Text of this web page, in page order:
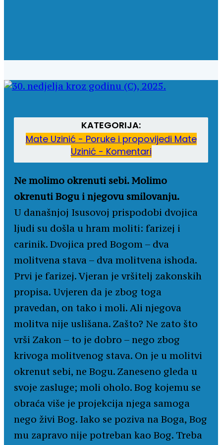
KATEGORIJA:
Mate Uzinić - Poruke i propovijedi Mate
Uzinić - Komentari
Ne molimo okrenuti sebi. Molimo
okrenuti Bogu i njegovu smilovanju.
U današnjoj Isusovoj prispodobi dvojica
ljudi su došla u hram moliti: farizej i
carinik. Dvojica pred Bogom – dva
molitvena stava – dva molitvena ishoda.
Prvi je farizej. Vjeran je vršitelj zakonskih
propisa. Uvjeren da je zbog toga
pravedan, on tako i moli. Ali njegova
molitva nije uslišana. Zašto? Ne zato što
vrši Zakon – to je dobro – nego zbog
krivoga molitvenog stava. On je u molitvi
okrenut sebi, ne Bogu. Zaneseno gleda u
svoje zasluge; moli oholo. Bog kojemu se
obraća više je projekcija njega samoga
nego živi Bog. Iako se poziva na Boga, Bog
mu zapravo nije potreban kao Bog. Treba